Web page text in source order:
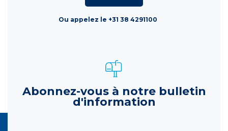
Ou appelez le +31 38 4291100
Abonnez-vous à notre bulletin
d'information